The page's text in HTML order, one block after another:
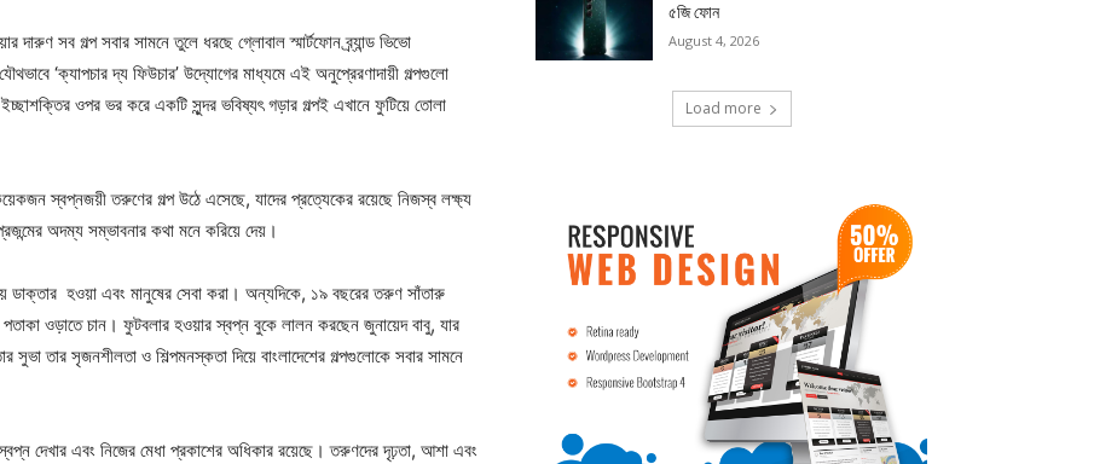
সব গল্প সবার সামনে তুলে ধরছে গ্লোবাল স্মার্টফোন ব্র্যান্ড ভিভো
‘ক্যাপচার দ্য ফিউচার’ উদ্যোগের মাধ্যমে এই অনুপ্রেরণাদায়ী গল্পগুলো
ওপর ভর করে একটি সুন্দর ভবিষ্যৎ গড়ার গল্পই এখানে ফুটিয়ে তোলা
স্বপ্নজয়ী তরুণের গল্প উঠে এসেছে, যাদের প্রত্যেকের রয়েছে নিজস্ব লক্ষ্য
অদম্য সম্ভাবনার কথা মনে করিয়ে দেয়।
হওয়া এবং মানুষের সেবা করা। অন্যদিকে, ১৯ বছরের তরুণ সাঁতারু
পতাকা ওড়াতে চান। ফুটবলার হওয়ার স্বপ্ন বুকে লালন করছেন জুনায়েদ বাবু, যার
তার সৃজনশীলতা ও শিল্পমনস্কতা দিয়ে বাংলাদেশের গল্পগুলোকে সবার সামনে
দেখার এবং নিজের মেধা প্রকাশের অধিকার রয়েছে। তরুণদের দৃঢ়তা, আশা এবং
৫জি ফোন
August 4, 2026
Load more